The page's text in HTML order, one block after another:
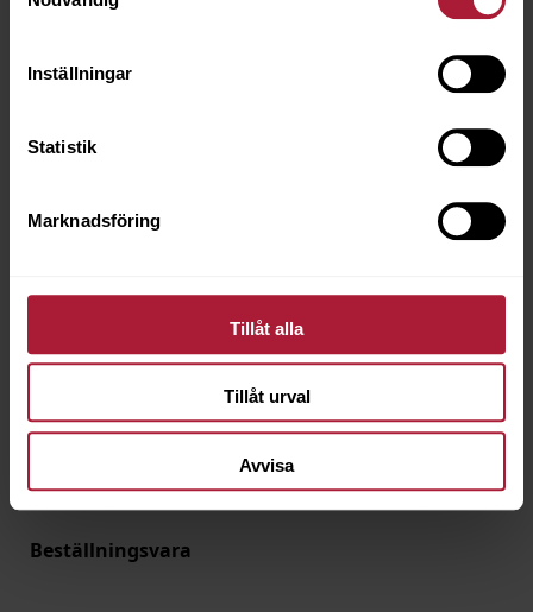
Inställningar
Statistik
Marknadsföring
Tillåt alla
Tillåt urval
Avvisa
Beställningsvara